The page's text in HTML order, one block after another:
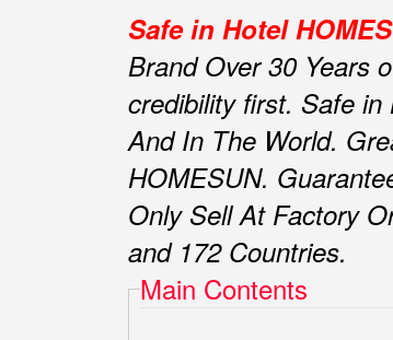
Safe in Hotel
Brand Over 30 Years
credibility first. Safe in
And In The World.
HOMESUN.
Only Sell At Factory
and 172 Countries.
Main Contents